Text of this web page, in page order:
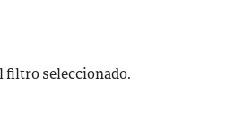
filtro seleccionado.